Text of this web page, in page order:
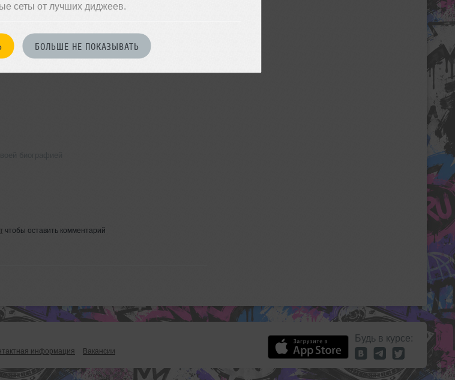
сеты от лучших диджеев.
БОЛЬШЕ НЕ ПОКАЗЫВАТЬ
чтобы оставить комментарий
информация Вакансии
Будь в курсе: